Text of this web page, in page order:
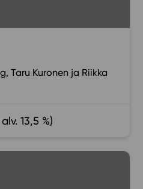
Taru Kuronen
Riikka
13,5 %)